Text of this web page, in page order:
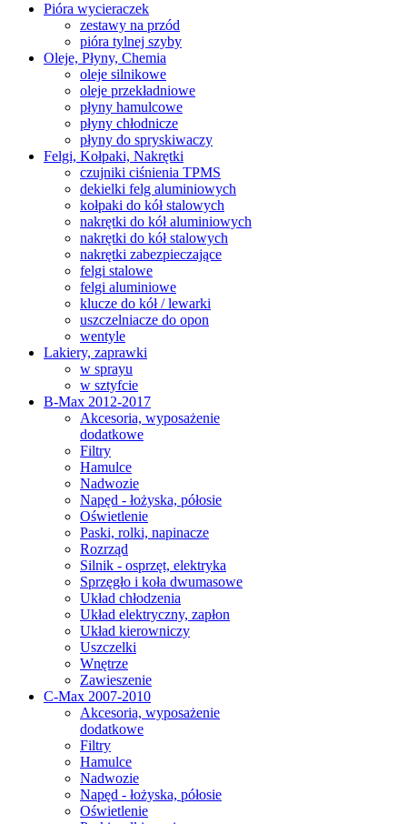
Pióra wycieraczek
zestawy na przód
pióra tylnej szyby
Oleje, Płyny, Chemia
oleje silnikowe
oleje przekładniowe
płyny hamulcowe
płyny chłodnicze
płyny do spryskiwaczy
Felgi, Kołpaki, Nakrętki
czujniki ciśnienia TPMS
dekielki felg aluminiowych
kołpaki do kół stalowych
nakrętki do kół aluminiowych
nakrętki do kół stalowych
nakrętki zabezpieczające
felgi stalowe
felgi aluminiowe
klucze do kół / lewarki
uszczelniacze do opon
wentyle
Lakiery, zaprawki
w sprayu
w sztyfcie
B-Max 2012-2017
Akcesoria, wyposażenie
dodatkowe
Filtry
Hamulce
Nadwozie
Napęd - łożyska, półosie
Oświetlenie
Paski, rolki, napinacze
Rozrząd
Silnik - osprzęt, elektryka
Sprzęgło i koła dwumasowe
Układ chłodzenia
Układ elektryczny, zapłon
Układ kierowniczy
Uszczelki
Wnętrze
Zawieszenie
C-Max 2007-2010
Akcesoria, wyposażenie
dodatkowe
Filtry
Hamulce
Nadwozie
Napęd - łożyska, półosie
Oświetlenie